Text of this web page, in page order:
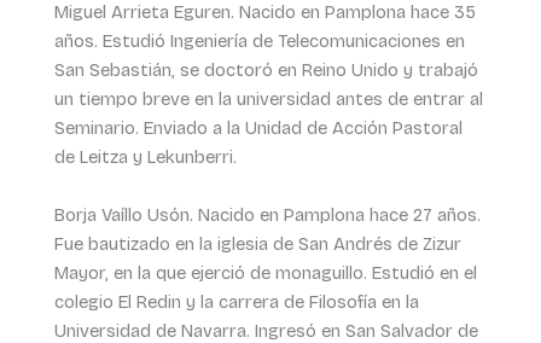
Miguel Arrieta Eguren. Nacido en Pamplona hace 35
años. Estudió Ingeniería de Telecomunicaciones en
San Sebastián, se doctoró en Reino Unido y trabajó
un tiempo breve en la universidad antes de entrar al
Seminario. Enviado a la Unidad de Acción Pastoral
de Leitza y Lekunberri.
Borja Vaíllo Usón. Nacido en Pamplona hace 27 años.
Fue bautizado en la iglesia de San Andrés de Zizur
Mayor, en la que ejerció de monaguillo. Estudió en el
colegio El Redin y la carrera de Filosofía en la
Universidad de Navarra. Ingresó en San Salvador de